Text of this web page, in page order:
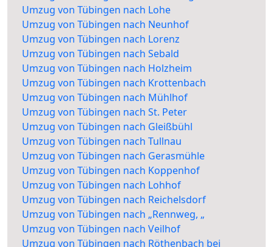
Umzug von Tübingen nach Lohe
Umzug von Tübingen nach Neunhof
Umzug von Tübingen nach Lorenz
Umzug von Tübingen nach Sebald
Umzug von Tübingen nach Holzheim
Umzug von Tübingen nach Krottenbach
Umzug von Tübingen nach Mühlhof
Umzug von Tübingen nach St. Peter
Umzug von Tübingen nach Gleißbühl
Umzug von Tübingen nach Tullnau
Umzug von Tübingen nach Gerasmühle
Umzug von Tübingen nach Koppenhof
Umzug von Tübingen nach Lohhof
Umzug von Tübingen nach Reichelsdorf
Umzug von Tübingen nach „Rennweg, „
Umzug von Tübingen nach Veilhof
Umzug von Tübingen nach Röthenbach bei